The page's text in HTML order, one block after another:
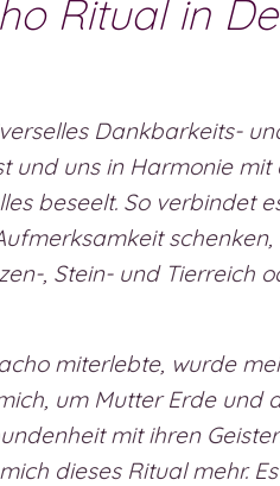
Ritual in
Dankbarkeits-
und uns in Harmonie
beseelt. So verbindet
, Stein- und Tierreich
miterlebte, wurde
um Mutter Erde und
mit ihren
dieses Ritual mehr.